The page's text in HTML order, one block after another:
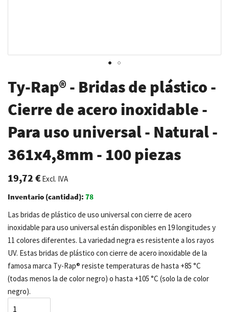
comienzo
de
la
galería
de
Ty-Rap® - Bridas de plástico -
Cierre de acero inoxidable -
Para uso universal - Natural -
361x4,8mm - 100 piezas
19,72 €Excl. IVA
Inventario (cantidad): 78
Las bridas de plástico de uso universal con cierre de acero
inoxidable para uso universal están disponibles en 19 longitudes y
11 colores diferentes. La variedad negra es resistente a los rayos
UV. Estas bridas de plástico con cierre de acero inoxidable de la
famosa marca Ty-Rap® resiste temperaturas de hasta +85 °C
(todas menos la de color negro) o hasta +105 °C (solo la de color
negro).